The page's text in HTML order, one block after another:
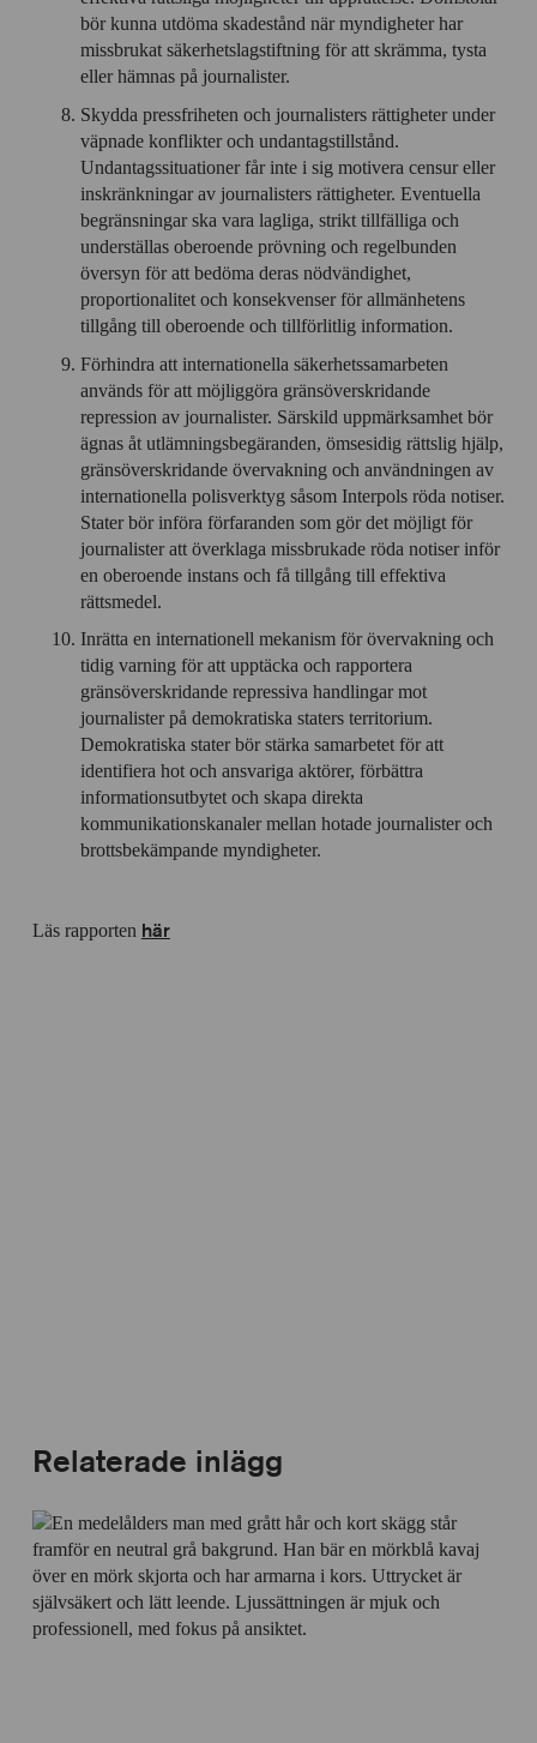
bör kunna utdöma skadestånd när myndigheter har
missbrukat säkerhetslagstiftning för att skrämma, tysta
eller hämnas på journalister.
Skydda pressfriheten och journalisters rättigheter under
väpnade konflikter och undantagstillstånd.
Undantagssituationer får inte i sig motivera censur eller
inskränkningar av journalisters rättigheter. Eventuella
begränsningar ska vara lagliga, strikt tillfälliga och
underställas oberoende prövning och regelbunden
översyn för att bedöma deras nödvändighet,
proportionalitet och konsekvenser för allmänhetens
tillgång till oberoende och tillförlitlig information.
Förhindra att internationella säkerhetssamarbeten
används för att möjliggöra gränsöverskridande
repression av journalister. Särskild uppmärksamhet bör
ägnas åt utlämningsbegäranden, ömsesidig rättslig hjälp,
gränsöverskridande övervakning och användningen av
internationella polisverktyg såsom Interpols röda notiser.
Stater bör införa förfaranden som gör det möjligt för
journalister att överklaga missbrukade röda notiser inför
en oberoende instans och få tillgång till effektiva
rättsmedel.
Inrätta en internationell mekanism för övervakning och
tidig varning för att upptäcka och rapportera
gränsöverskridande repressiva handlingar mot
journalister på demokratiska staters territorium.
Demokratiska stater bör stärka samarbetet för att
identifiera hot och ansvariga aktörer, förbättra
informationsutbytet och skapa direkta
kommunikationskanaler mellan hotade journalister och
brottsbekämpande myndigheter.
Läs rapporten här
Relaterade inlägg